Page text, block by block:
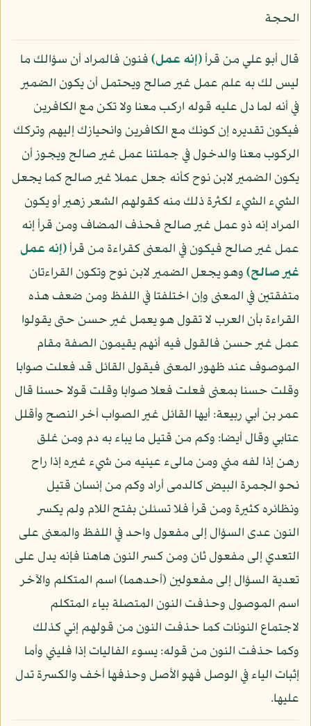
الحجة
قال أبو علي من قرأ﴿إنه عمل﴾فنون فالمراد أن سؤالك ما
ليس لك به علم عمل غير صالح ويحتمل أن يكون الضمير
في أنه لما دل عليه قوله اركب معنا ولا تكن مع الكافرين
فيكون تقديره إن كونك مع الكافرين وانحيازك إليهم وتركك
الركوب معنا والدخول في جملتنا عمل غير صالح ويجوز أن
يكون الضمير لابن نوح كأنه جعل عملا غير صالح كما يجعل
الشيء الشيء لكثرة ذلك منه كقولهم الشعر زهير أو يكون
المراد إنه ذو عمل غير صالح فحذف المضاف ومن قرأ إنه
عمل غير صالح فيكون في المعنى كقراءة من قرأ﴿إنه عمل
غير صالح﴾وهو يجعل الضمير لابن نوح وتكون القراءتان
متفقتين في المعنى وإن اختلفتا في اللفظ ومن ضعف هذه
القراءة بأن العرب لا تقول هو يعمل غير حسن حتى يقولوا
عمل غير حسن فالقول فيه أنهم يقيمون الصفة مقام
الموصوف عند ظهور المعنى فيقول القائل قد فعلت صوابا
وقلت حسنا بمعنى فعلت فعلا صوابا وقلت قولا حسنا قال
عمر بن أبي ربيعة: أيها القائل غير الصواب أخر النصح وأقلل
عتابي وقال أيضا: وكم من قتيل ما يباء به دم ومن غلق
رهن إذا لفه مني ومن مالىء عينيه من شيء غيره إذا راح
نحو الجمرة البيض كالدمى أراد وكم من إنسان قتيل
ونظائره كثيرة ومن قرأ فلا تسئلن بفتح اللام ولم يكسر
النون عدى السؤال إلى مفعول واحد في اللفظ والمعنى على
التعدي إلى مفعول ثان ومن كسر النون هاهنا فإنه يدل على
تعدية السؤال إلى مفعولين (أحدهما) اسم المتكلم والآخر
اسم الموصول وحذفت النون المتصلة بياء المتكلم
لاجتماع النونات كما حذفت النون من قولهم إني كذلك
وكما حذفت النون من قوله: يسوء الفاليات إذا فليني وأما
إثبات الياء في الوصل فهو الأصل وحذفها أخف والكسرة تدل
عليها.